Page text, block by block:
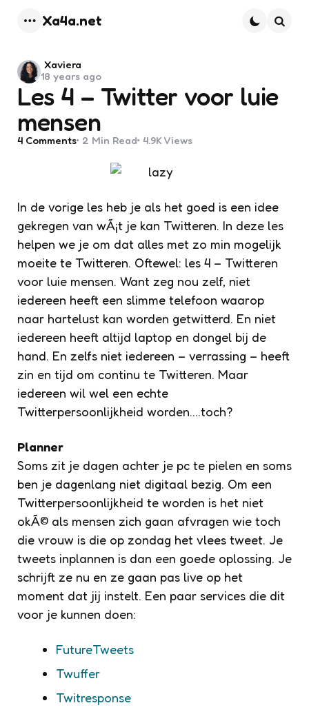
Xa4a.net
Les 4 – Twitter voor luie
mensen
Posted
by
Xaviera
18 years ago
4 Comments 2 Min Read 4.9K Views
In de vorige les heb je als het goed is een idee
gekregen van wÃ¡t je kan Twitteren. In deze les
helpen we je om dat alles met zo min mogelijk
moeite te Twitteren. Oftewel: les 4 – Twitteren
voor luie mensen. Want zeg nou zelf, niet
iedereen heeft een slimme telefoon waarop
naar hartelust kan worden getwitterd. En niet
iedereen heeft altijd laptop en dongel bij de
hand. En zelfs niet iedereen – verrassing – heeft
zin en tijd om continu te Twitteren. Maar
iedereen wil wel een echte
Twitterpersoonlijkheid worden….toch?
Planner
Soms zit je dagen achter je pc te pielen en soms
ben je dagenlang niet digitaal bezig. Om een
Twitterpersoonlijkheid te worden is het niet
okÃ© als mensen zich gaan afvragen wie toch
die vrouw is die op zondag het vlees tweet. Je
tweets inplannen is dan een goede oplossing. Je
schrijft ze nu en ze gaan pas live op het
moment dat jij instelt. Een paar services die dit
voor je kunnen doen:
FutureTweets
Twuffer
Twitresponse